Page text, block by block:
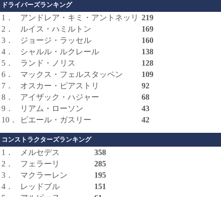
ドライバーズランキング
1． アンドレア・キミ・アントネッリ 219
2．
ルイス・ハミルトン
169
3．
ジョージ・ラッセル
160
4．
シャルル・ルクレール
138
5．
ランド・ノリス
128
6．
マックス・フェルスタッペン
109
7．
オスカー・ピアストリ
92
8．
アイザック・ハジャー
68
9．
リアム・ローソン
43
10．
ピエール・ガスリー 42
コンストラクターズランキング
1． メルセデス
358
2．
フェラーリ
285
3．
マクラーレン
195
4．
レッドブル
151